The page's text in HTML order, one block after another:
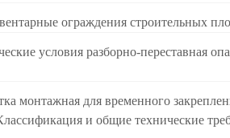
ограждения строительных
условия разборно-переставная
монтажная для временного
и общие технические